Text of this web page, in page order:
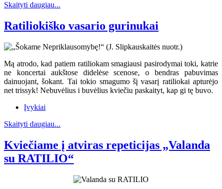
Skaityti daugiau...
Ratiliokiško vasario gurinukai
Mą atrodo, kad patiem ratiliokam smagiausi pasirodymai toki, katrie
ne koncertai aukštose didelėse scenose, o bendras pabuvimas
dainuojant, šokant. Tai tokio smagumo šį vasarį ratiliokai apturėjo
net trissyk! Nebuvėlius i buvėlius kviečiu paskaityt, kap gi tę buvo.
Įvykiai
Skaityti daugiau...
Kviečiame į atviras repeticijas „Valanda
su RATILIO“